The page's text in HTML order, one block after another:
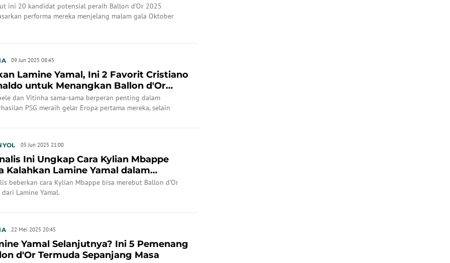
ini 20 kandidat potensial peraih Ballon d'Or 2025
performa mereka menjelang malam gala Oktober
09 Jun 2025 08:45
Lamine Yamal, Ini 2 Favorit Cristiano
untuk Menangkan Ballon d'Or
dan Vitinha sama-sama berperan penting dalam
PSG meraih gelar Eropa pertama mereka, selain
05 Jun 2025 21:00
Ini Ungkap Cara Kylian Mbappe
Kalahkan Lamine Yamal dalam
Ballon d...
beberkan cara Kylian Mbappe bisa merebut Ballon d’Or
Lamine Yamal.
22 Mei 2025 20:45
Yamal Selanjutnya? Ini 5 Pemenang
d'Or Termuda Sepanjang Masa